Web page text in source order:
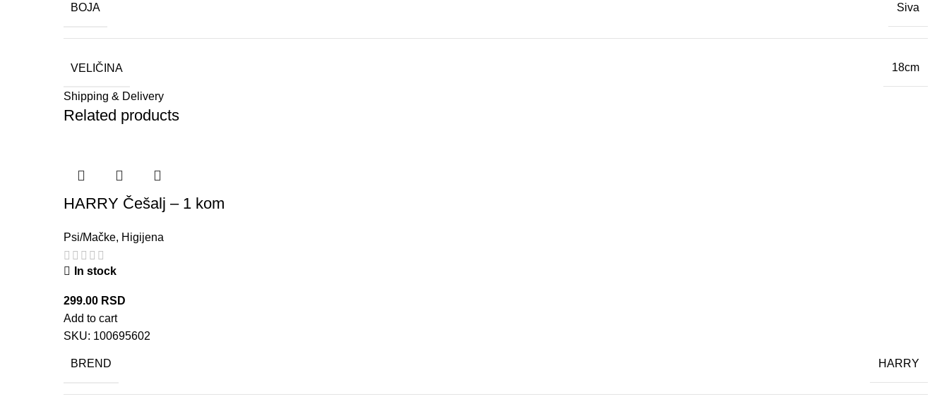
BOJA Siva
VELIČINA 18cm
Shipping & Delivery
Related products
HARRY Češalj – 1 kom
Psi/Mačke, Higijena
In stock
299.00 RSD
Add to cart
SKU: 100695602
BREND HARRY